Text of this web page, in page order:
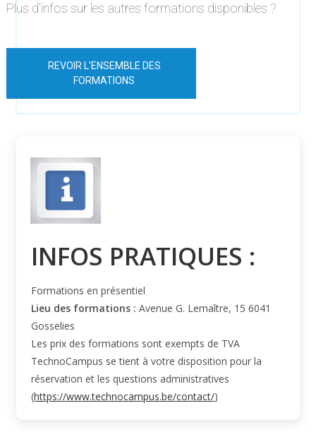
Plus d'infos sur les autres formations disponibles ?
REVOIR L'ENSEMBLE DES
FORMATIONS
INFOS PRATIQUES :
Formations en présentiel
Lieu des formations : Avenue G. Lemaître, 15 6041
Gosselies
Les prix des formations sont exempts de TVA
TechnoCampus se tient à votre disposition pour la
réservation et les questions administratives
(https://www.technocampus.be/contact/)